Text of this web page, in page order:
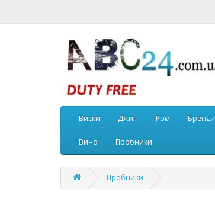
Виски Джин Ром Бренди
Вино Пробники
Пробники